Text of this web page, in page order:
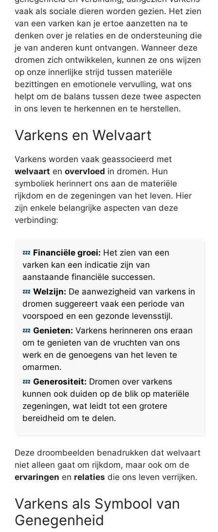
vaak als sociale dieren worden gezien. Het zien
van een varken kan je ertoe aanzetten na te
denken over je relaties en de ondersteuning die
je van anderen kunt ontvangen. Wanneer deze
dromen zich ontwikkelen, kunnen ze ons wijzen
op onze innerlijke strijd tussen materiële
bezittingen en emotionele vervulling, wat ons
helpt om de balans tussen deze twee aspecten
in ons leven te herkennen en te herstellen.
Varkens en Welvaart
Varkens worden vaak geassocieerd met
welvaart en overvloed in dromen. Hun
symboliek herinnert ons aan de materiële
rijkdom en de zegeningen van het leven. Hier
zijn enkele belangrijke aspecten van deze
verbinding:
Financiële groei: Het zien van een
varken kan een indicatie zijn van
aanstaande financiële successen.
Welzijn: De aanwezigheid van varkens in
dromen suggereert vaak een periode van
voorspoed en een gezonde levensstijl.
Genieten: Varkens herinneren ons eraan
om te genieten van de vruchten van ons
werk en de genoegens van het leven te
omarmen.
Generositeit: Dromen over varkens
kunnen ook duiden op de blik op materiële
zegeningen, wat leidt tot een grotere
bereidheid om te delen.
Deze droombeelden benadrukken dat welvaart
niet alleen gaat om rijkdom, maar ook om de
ervaringen en relaties die ons leven verrijken.
Varkens als Symbool van
Genegenheid